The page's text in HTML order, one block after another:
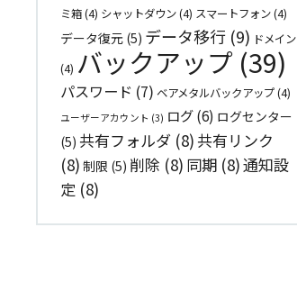
ミ箱(4) シャットダウン(4) スマートフォン(4)
データ復元 (5) データ移行 (9) ドメイン
(4) バックアップ (39)
パスワード (7) ベアメタルバックアップ(4)
ユーザーアカウント (3) ログ(6) ログセンター
(5) 共有フォルダ (8) 共有リンク
(8) 制限 (5) 削除 (8) 同期 (8)通知設
定 (8)